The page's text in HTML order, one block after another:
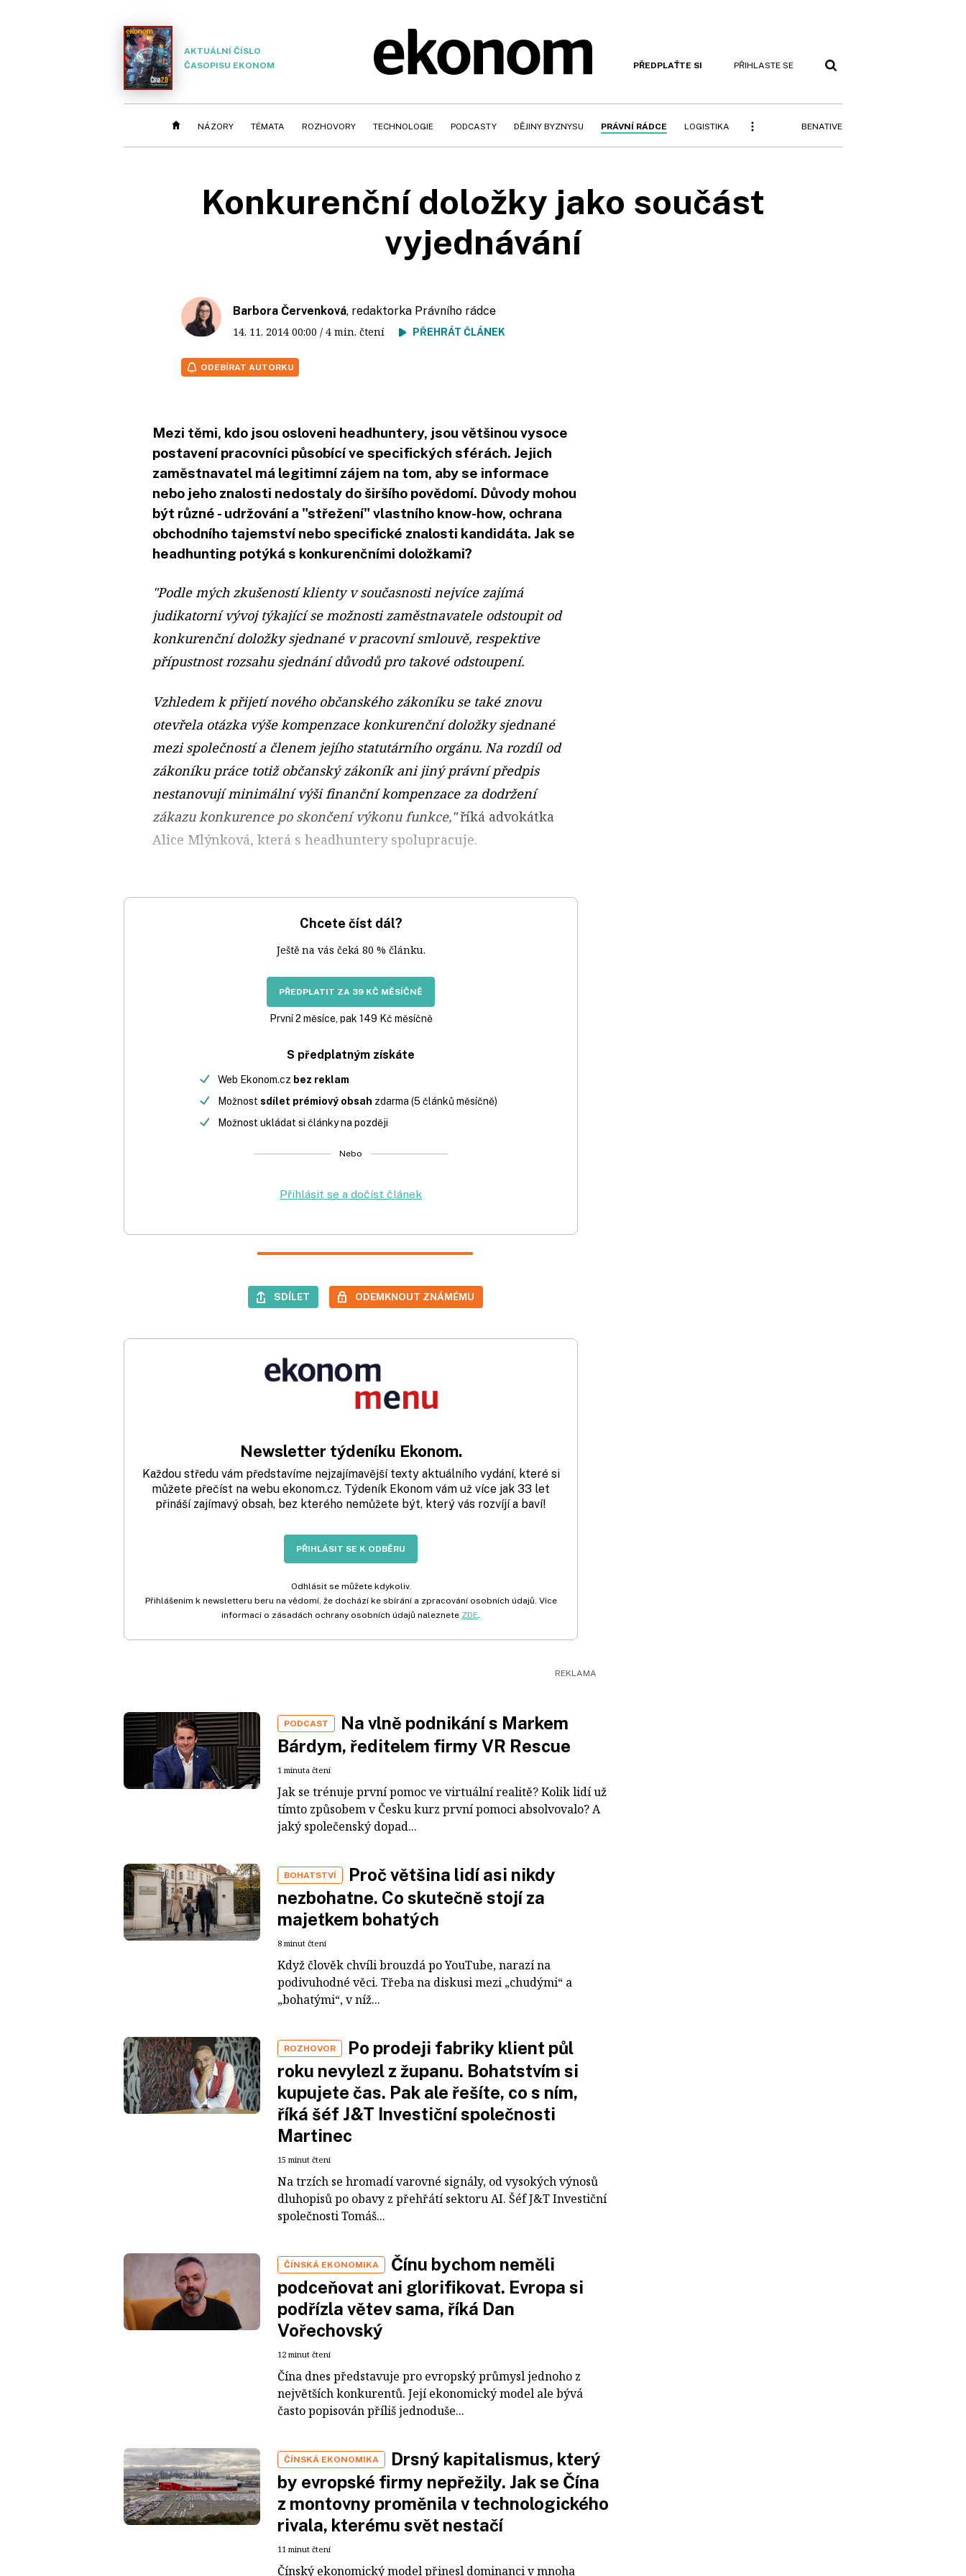
AKTUÁLNÍ ČÍSLO
ČASOPISU EKONOM
PŘEDPLAŤTE SI PŘIHLASTE SE
NÁZORY TÉMATA ROZHOVORY TECHNOLOGIE PODCASTY DĚJINY BYZNYSU PRÁVNÍ RÁDCE LOGISTIKA BENATIVE
Konkurenční doložky jako součást
vyjednávání
Barbora Červenková, redaktorka Právního rádce
14. 11. 2014 00:00 / 4 min. čtení PŘEHRÁT ČLÁNEK
ODEBÍRAT AUTORKU
Mezi těmi, kdo jsou osloveni headhuntery, jsou většinou vysoce
postavení pracovníci působící ve specifických sférách. Jejich
zaměstnavatel má legitimní zájem na tom, aby se informace
nebo jeho znalosti nedostaly do širšího povědomí. Důvody mohou
být různé - udržování a "střežení" vlastního know-how, ochrana
obchodního tajemství nebo specifické znalosti kandidáta. Jak se
headhunting potýká s konkurenčními doložkami?
"Podle mých zkušeností klienty v současnosti nejvíce zajímá
judikatorní vývoj týkající se možnosti zaměstnavatele odstoupit od
konkurenční doložky sjednané v pracovní smlouvě, respektive
přípustnost rozsahu sjednání důvodů pro takové odstoupení.
Vzhledem k přijetí nového občanského zákoníku se také znovu
otevřela otázka výše kompenzace konkurenční doložky sjednané
mezi společností a členem jejího statutárního orgánu. Na rozdíl od
zákoníku práce totiž občanský zákoník ani jiný právní předpis
nestanovují minimální výši finanční kompenzace za dodržení
zákazu konkurence po skončení výkonu funkce,"říká advokátka
Alice Mlýnková, která s headhuntery spolupracuje.
Chcete číst dál?
Ještě na vás čeká 80 % článku.
PŘEDPLATIT ZA 39 KČ MĚSÍČNĚ
První 2 měsíce, pak 149 Kč měsíčně
S předplatným získáte
Web Ekonom.cz bez reklam
Možnost sdílet prémiový obsah zdarma (5 článků měsíčně)
Možnost ukládat si články na později
Nebo
Přihlásit se a dočíst článek
SDÍLET ODEMKNOUT ZNÁMÉMU
Newsletter týdeníku Ekonom.
Každou středu vám představíme nejzajímavější texty aktuálního vydání, které si
můžete přečíst na webu ekonom.cz. Týdeník Ekonom vám už více jak 33 let
přináší zajímavý obsah, bez kterého nemůžete být, který vás rozvíjí a baví!
PŘIHLÁSIT SE K ODBĚRU
Odhlásit se můžete kdykoliv.
Přihlášením k newsletteru beru na vědomí, že dochází ke sbírání a zpracování osobních údajů. Více
informací o zásadách ochrany osobních údajů naleznete ZDE.
PODCAST
Na vlně podnikání s Markem
Bárdym, ředitelem firmy VR Rescue
1 minuta čtení
Jak se trénuje první pomoc ve virtuální realitě? Kolik lidí už
tímto způsobem v Česku kurz první pomoci absolvovalo? A
jaký společenský dopad...
BOHATSTVÍ
Proč většina lidí asi nikdy
nezbohatne. Co skutečně stojí za
majetkem bohatých
8 minut čtení
Když člověk chvíli brouzdá po YouTube, narazí na
podivuhodné věci. Třeba na diskusi mezi „chudými“ a
„bohatými“, v níž...
ROZHOVOR
Po prodeji fabriky klient půl
roku nevylezl z županu. Bohatstvím si
kupujete čas. Pak ale řešíte, co s ním,
říká šéf J&T Investiční společnosti
Martinec
15 minut čtení
Na trzích se hromadí varovné signály, od vysokých výnosů
dluhopisů po obavy z přehřátí sektoru AI. Šéf J&T Investiční
společnosti Tomáš...
ČÍNSKÁ EKONOMIKA
Čínu bychom neměli
podceňovat ani glorifikovat. Evropa si
podřízla větev sama, říká Dan
Vořechovský
12 minut čtení
Čína dnes představuje pro evropský průmysl jednoho z
největších konkurentů. Její ekonomický model ale bývá
často popisován příliš jednoduše...
ČÍNSKÁ EKONOMIKA
Drsný kapitalismus, který
by evropské firmy nepřežily. Jak se Čína
z montovny proměnila v technologického
rivala, kterému svět nestačí
11 minut čtení
Čínský ekonomický model přinesl dominanci v mnoha